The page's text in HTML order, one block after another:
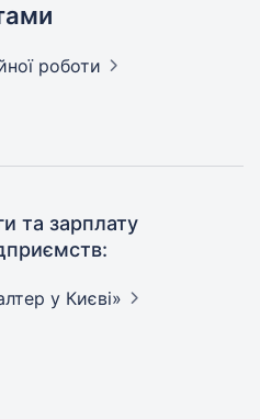
роботи
та зарплату
у Києві»